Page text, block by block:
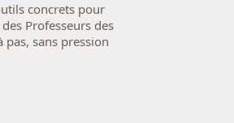
concrets pour
Professeurs des
pas, sans pression